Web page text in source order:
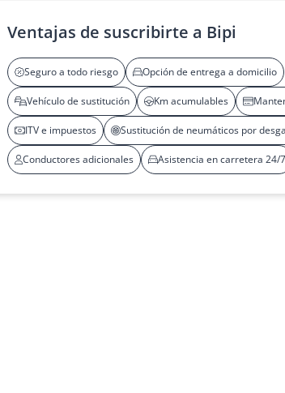
Ventajas de suscribirte a Bipi
Seguro a todo riesgo Opción de entrega a domicilio
Vehículo de sustitución Km acumulables
ITV e impuestos Sustitución de neumáticos por
Conductores adicionales Asistencia en carretera 24/7